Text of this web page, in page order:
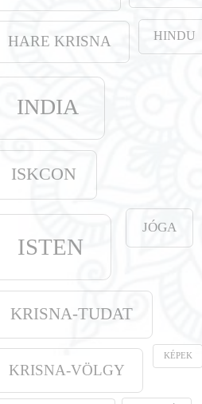
HARE KRISNA HINDU
INDIA
ISKCON
ISTEN
JÓGA
KRISNA-TUDAT
KRISNA-VÖLGY
KÉPEK